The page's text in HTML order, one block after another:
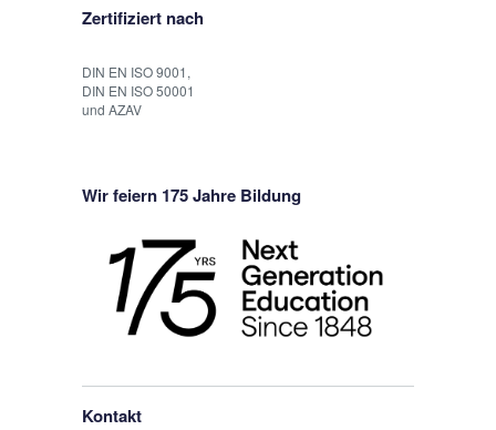
Zertifiziert nach
DIN EN ISO 9001,
DIN EN ISO 50001
und AZAV
Wir feiern 175 Jahre Bildung
Kontakt